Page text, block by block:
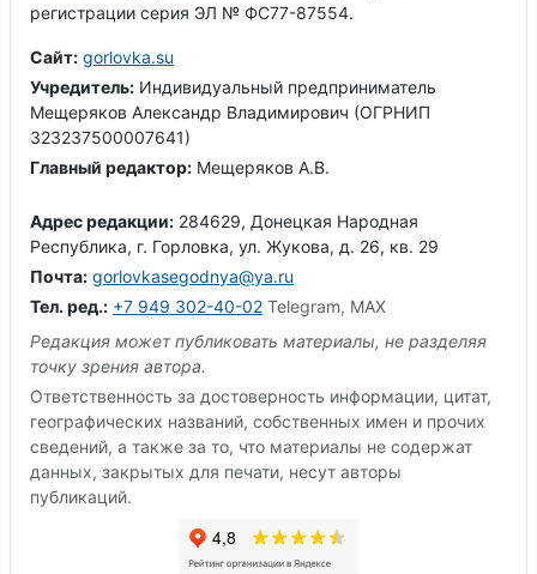
регистрации серия ЭЛ № ФС77-87554.
Сайт: gorlovka.su
Учредитель: Индивидуальный предприниматель
Мещеряков Александр Владимирович (ОГРНИП
323237500007641)
Главный редактор: Мещеряков А.В.
Адрес редакции: 284629, Донецкая Народная
Республика, г. Горловка, ул. Жукова, д. 26, кв. 29
Почта: gorlovkasegodnya@ya.ru
Тел. ред.: +7 949 302-40-02 Telegram, MAX
Редакция может публиковать материалы, не разделяя
точку зрения автора.
Ответственность за достоверность информации, цитат,
географических названий, собственных имен и прочих
сведений, а также за то, что материалы не содержат
данных, закрытых для печати, несут авторы
публикаций.